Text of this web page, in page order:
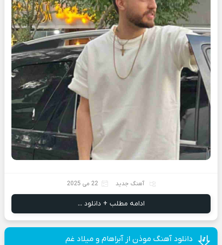
آهنگ جدید 22 می 2025
ادامه مطلب + دانلود ...
دانلود آهنگ موذن از آبراهام و میلاد غم